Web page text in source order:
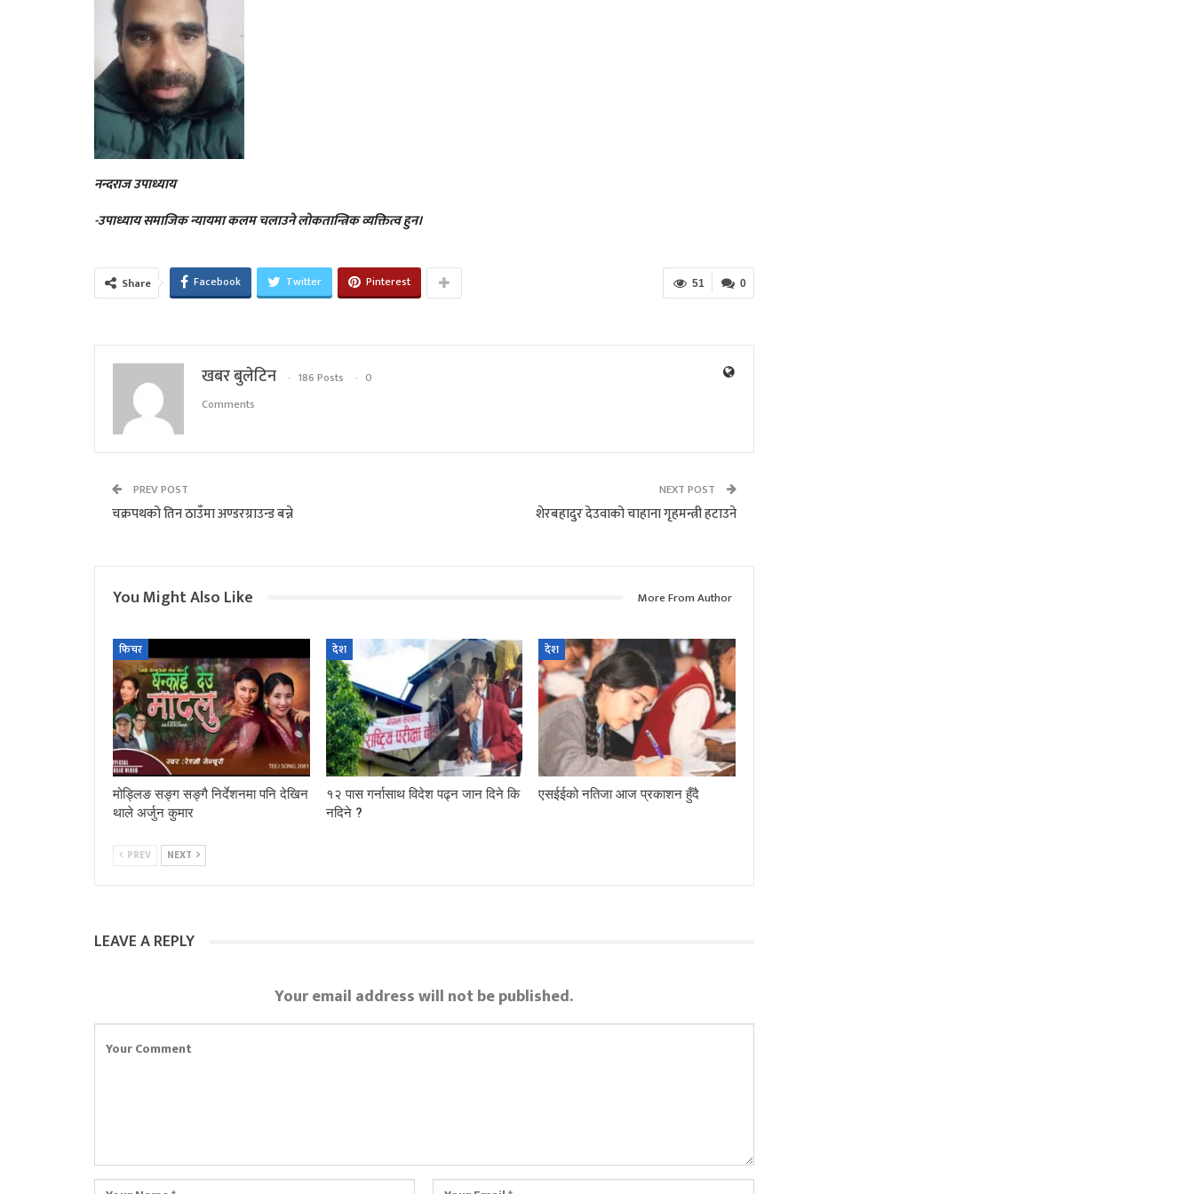
नन्दराज उपाध्याय
-उपाध्याय समाजिक न्यायमा कलम चलाउने लोकतान्त्रिक व्यक्तित्व हुन।
0
51
Share Facebook Twitter Pinterest
खबर बुलेटिन 186 Posts
0
Comments
PREV POST
चक्रपथको तिन ठाउँमा अण्डरग्राउन्ड बन्ने
NEXT POST
शेरबहादुर देउवाको चाहाना गृहमन्त्री हटाउने
You Might Also Like More From Author
फिचर
मोड्लिङ सङ्ग सङ्गै निर्देशनमा पनि देखिन
थाले अर्जुन कुमार
देश
१२ पास गर्नासाथ विदेश पढ्न जान दिने कि
नदिने ?
देश
एसईईको नतिजा आज प्रकाशन हुँदै
PREV NEXT
LEAVE A REPLY
Your email address will not be published.